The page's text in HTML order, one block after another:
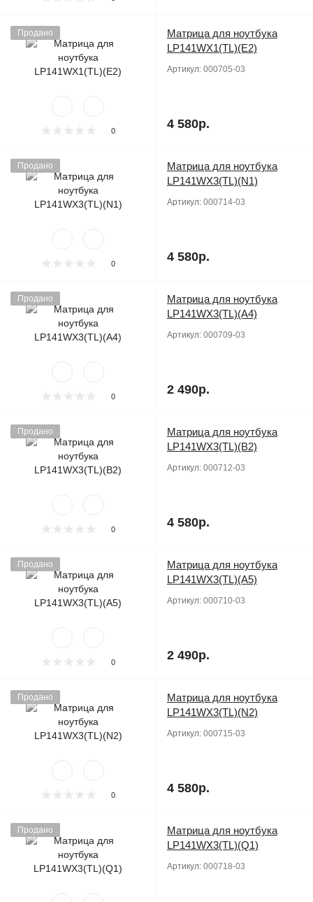
Продано
0
Матрица для ноутбука
LP141WX1(TL)(E2)
Артикул: 000705-03
4 580р.
Продано
0
Матрица для ноутбука
LP141WX3(TL)(N1)
Артикул: 000714-03
4 580р.
Продано
0
Матрица для ноутбука
LP141WX3(TL)(A4)
Артикул: 000709-03
2 490р.
Продано
0
Матрица для ноутбука
LP141WX3(TL)(B2)
Артикул: 000712-03
4 580р.
Продано
0
Матрица для ноутбука
LP141WX3(TL)(A5)
Артикул: 000710-03
2 490р.
Продано
0
Матрица для ноутбука
LP141WX3(TL)(N2)
Артикул: 000715-03
4 580р.
Продано
Матрица для ноутбука
LP141WX3(TL)(Q1)
Артикул: 000718-03